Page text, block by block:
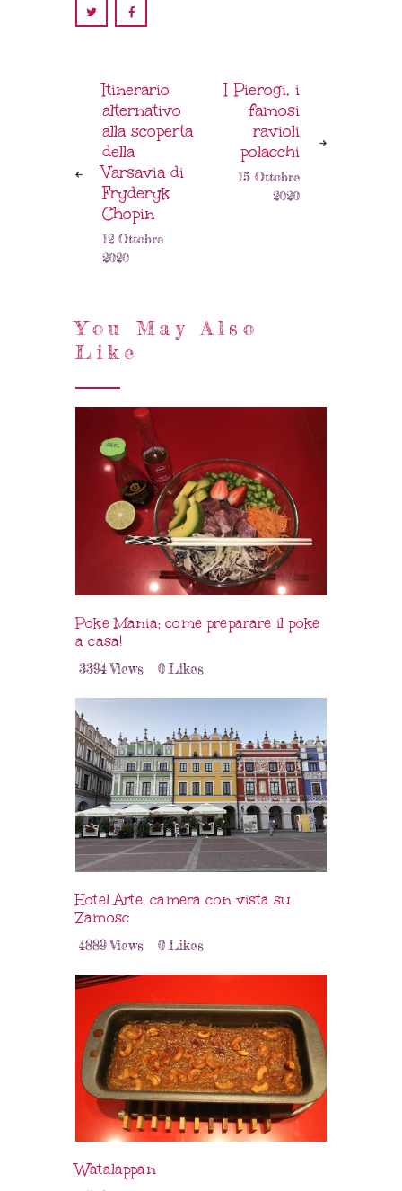
Itinerario
alternativo
alla scoperta
della
Varsavia di
Fryderyk
Chopin
12 Ottobre
2020
I Pierogi, i
famosi
ravioli
polacchi
15 Ottobre
2020
You May Also
Like
Poke Mania: come preparare il poke
a casa!
3394Views 0Likes
Hotel Arte, camera con vista su
Zamosc
4889Views 0Likes
Watalappan